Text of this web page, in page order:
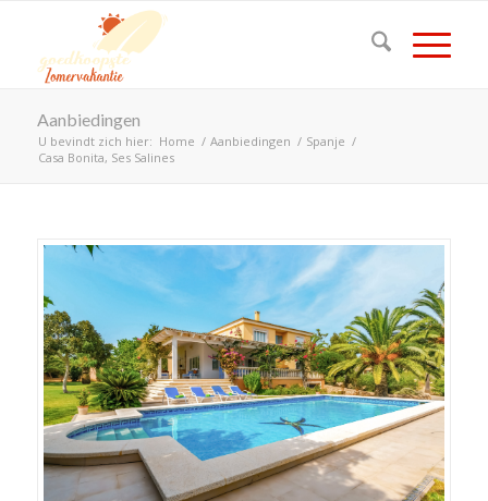
Aanbiedingen
U bevindt zich hier: Home / Aanbiedingen / Spanje /
Casa Bonita, Ses Salines